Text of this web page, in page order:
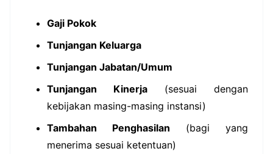
Gaji Pokok
Tunjangan Keluarga
Tunjangan Jabatan/Umum
Tunjangan Kinerja (sesuai dengan
kebijakan masing-masing instansi)
Tambahan Penghasilan (bagi yang
menerima sesuai ketentuan)